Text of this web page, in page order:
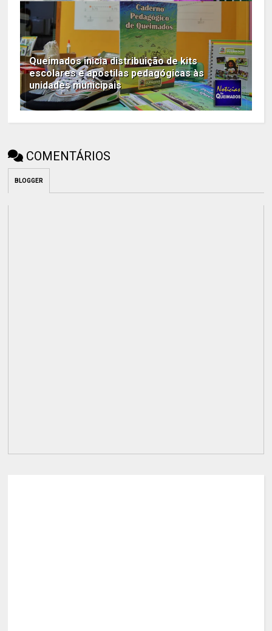
Queimados inicia distribuição de kits
escolares e apostilas pedagógicas às
unidades municipais
COMENTÁRIOS
BLOGGER